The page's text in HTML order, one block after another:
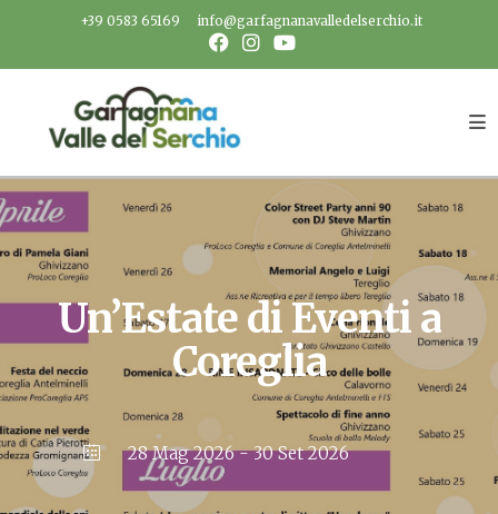
+39 0583 65169 info@garfagnanavalledelserchio.it
Un’Estate di Eventi a
Coreglia
28 Mag 2026- 30 Set 2026